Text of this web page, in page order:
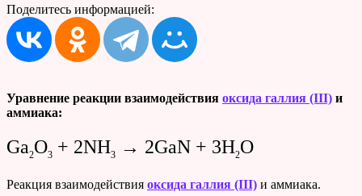
Поделитесь информацией:
Уравнение реакции взаимодействия оксида галлия (III) и
аммиака:
Ga2O3 + 2NH3 → 2GaN + 3H2O
Реакция взаимодействия оксида галлия (III) и аммиака.